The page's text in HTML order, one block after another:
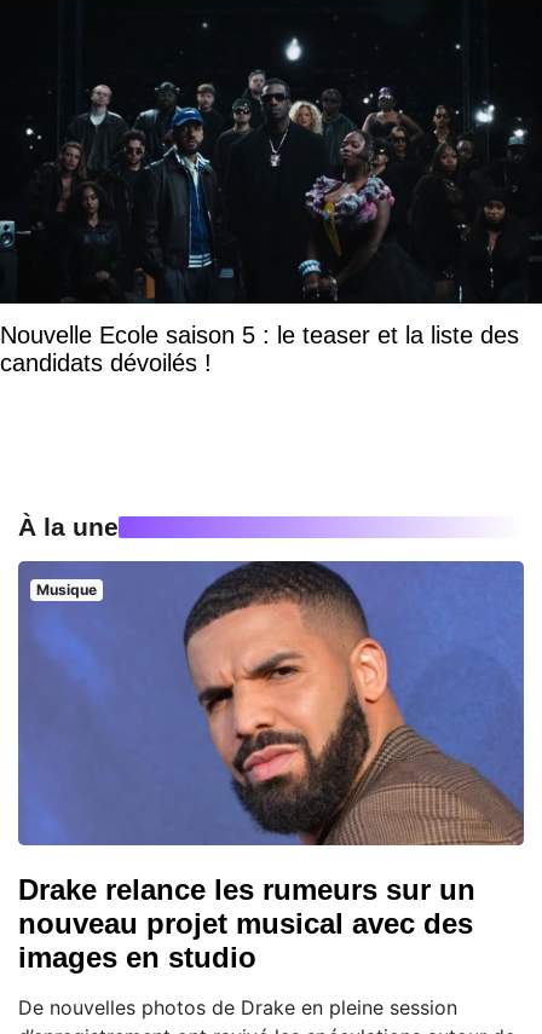
Nouvelle Ecole saison 5 : le teaser et la liste des
candidats dévoilés !
À la une
Musique
Drake relance les rumeurs sur un
nouveau projet musical avec des
images en studio
De nouvelles photos de Drake en pleine session